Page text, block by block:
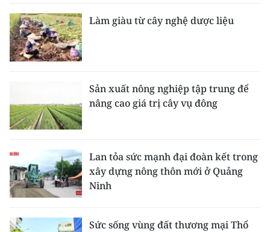
Làm giàu từ cây nghệ dược liệu
Sản xuất nông nghiệp tập trung để
nâng cao giá trị cây vụ đông
Lan tỏa sức mạnh đại đoàn kết trong
xây dựng nông thôn mới ở Quảng
Ninh
Sức sống vùng đất thương mại Thổ